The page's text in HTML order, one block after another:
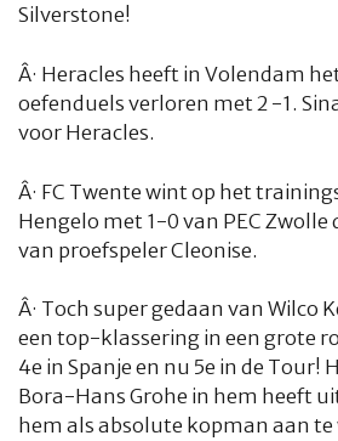
Silverstone!
Â· Heracles heeft in Volendam
oefenduels verloren met 2 -1.
voor Heracles.
Â· FC Twente wint op het
Hengelo met 1-0 van PEC
van proefspeler Cleonise.
Â· Toch super gedaan van Wilco
een top-klassering in een grote
4e in Spanje en nu 5e in de Tour!
Bora-Hans Grohe in hem heeft
hem als absolute kopman aan